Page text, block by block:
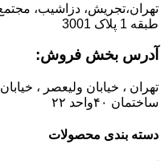
تهران،تجریش، دزاشیب،
طبقه 1 پلاک 3001
آدرس بخش فروش:
تهران ، خیابان ولیعصر ،
ساختمان ۴۰واحد ۲۲
دسته بندی محصولات